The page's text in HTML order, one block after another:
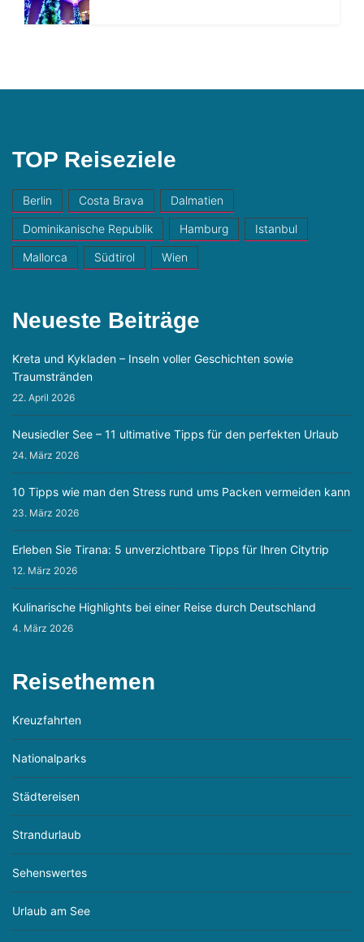
TOP Reiseziele
Berlin Costa Brava Dalmatien
Dominikanische Republik Hamburg Istanbul
Mallorca Südtirol Wien
Neueste Beiträge
Kreta und Kykladen – Inseln voller Geschichten sowie
Traumstränden
22. April 2026
Neusiedler See – 11 ultimative Tipps für den perfekten Urlaub
24. März 2026
10 Tipps wie man den Stress rund ums Packen vermeiden kann
23. März 2026
Erleben Sie Tirana: 5 unverzichtbare Tipps für Ihren Citytrip
12. März 2026
Kulinarische Highlights bei einer Reise durch Deutschland
4. März 2026
Reisethemen
Kreuzfahrten
Nationalparks
Städtereisen
Strandurlaub
Sehenswertes
Urlaub am See